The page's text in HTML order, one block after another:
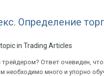
Определение
in Trading Articles
Ответ очевиден,
необходимо много и упорно